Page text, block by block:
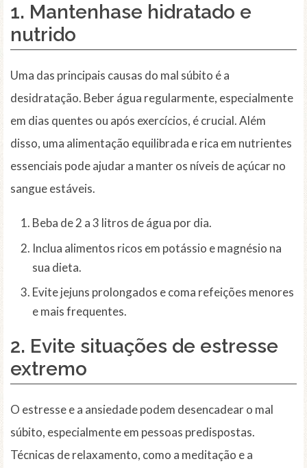
1. Mantenhase hidratado e
nutrido
Uma das principais causas do mal súbito é a
desidratação. Beber água regularmente, especialmente
em dias quentes ou após exercícios, é crucial. Além
disso, uma alimentação equilibrada e rica em nutrientes
essenciais pode ajudar a manter os níveis de açúcar no
sangue estáveis.
Beba de 2 a 3 litros de água por dia.
Inclua alimentos ricos em potássio e magnésio na
sua dieta.
Evite jejuns prolongados e coma refeições menores
e mais frequentes.
2. Evite situações de estresse
extremo
O estresse e a ansiedade podem desencadear o mal
súbito, especialmente em pessoas predispostas.
Técnicas de relaxamento, como a meditação e a